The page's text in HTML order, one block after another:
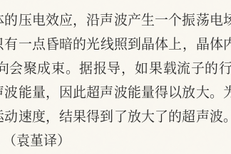
压电效应，沿声波产生一个振荡电
一点昏暗的光线照到晶体上，晶
会聚成束。据报导，如果载流子的
能量，因此超声波能量得以放大。
速度，结果得到了放大了的超声波
袁堇译）